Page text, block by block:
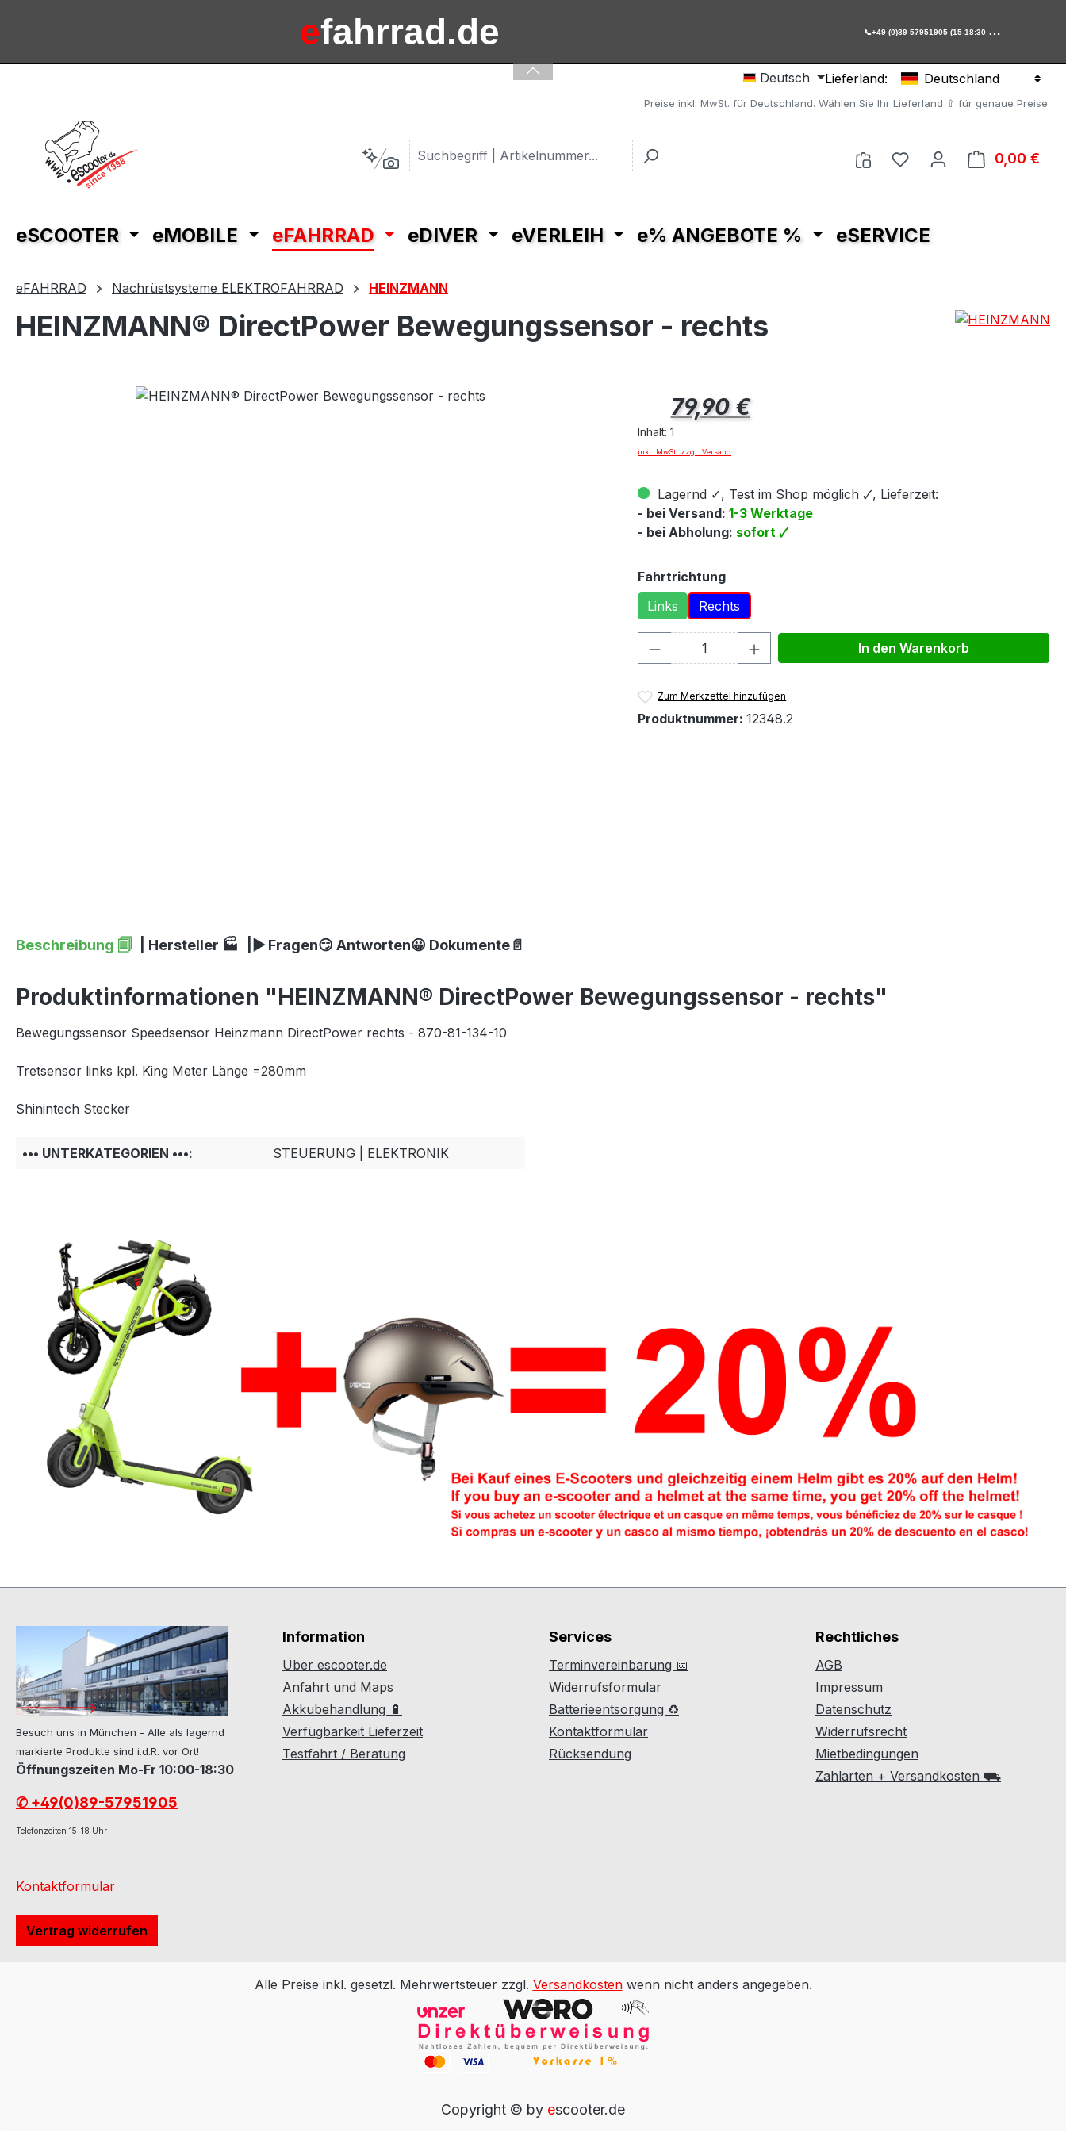
efahrrad.de 
+49 (0)89 57951905 (15-18:30 Uhr)
Deutsch Lieferland: Deutschland
Preise inkl. MwSt. für Deutschland. Wählen Sie Ihr Lieferland ⇧ für genaue Preise.
Du hast 0 Produkte auf
0,00 €
eSCOOTER eMOBILE eFAHRRAD eDIVER eVERLEIH e% ANGEBOTE % eSERVICE
eFAHRRAD Nachrüstsysteme ELEKTROFAHRRAD HEINZMANN
HEINZMANN® DirectPower Bewegungssensor - rechts
Regulärer Preis:
79,90 €
Inhalt: 1
inkl. MwSt. zzgl. Versand
Lagernd ✓, Test im Shop möglich 🗸, Lieferzeit:
- bei Versand: 1-3 Werktage
- bei Abholung: sofort 🗸
Fahrtrichtungauswählen
Links
Rechts
Produkt Anzahl: Gib den gewünschten Wert
In den Warenkorb
Zum Merkzettel hinzufügen
Produktnummer: 12348.2
Beschreibung 🗐 | Hersteller 🏭 |▶ Fragen😏 Antworten😀 Dokumente📄
Produktinformationen "HEINZMANN® DirectPower Bewegungssensor - rechts"
Bewegungssensor Speedsensor Heinzmann DirectPower rechts - 870-81-134-10
Tretsensor links kpl. King Meter Länge =280mm
Shinintech Stecker
••• UNTERKATEGORIEN •••: STEUERUNG | ELEKTRONIK
Besuch uns in München - Alle als lagernd
markierte Produkte sind i.d.R. vor Ort!
Öffnungszeiten Mo-Fr 10:00-18:30
✆ +49(0)89-57951905
Telefonzeiten 15-18 Uhr
Kontaktformular
Vertrag widerrufen
Information
Über escooter.de
Anfahrt und Maps
Akkubehandlung 🔋
Verfügbarkeit Lieferzeit
Testfahrt / Beratung
Services
Terminvereinbarung 📅
Widerrufsformular
Batterieentsorgung ♻
Kontaktformular
Rücksendung
Rechtliches
AGB
Impressum
Datenschutz
Widerrufsrecht
Mietbedingungen
Zahlarten + Versandkosten ⛟
Alle Preise inkl. gesetzl. Mehrwertsteuer zzgl. Versandkostenwenn nicht anders angegeben.
Copyright © by escooter.de